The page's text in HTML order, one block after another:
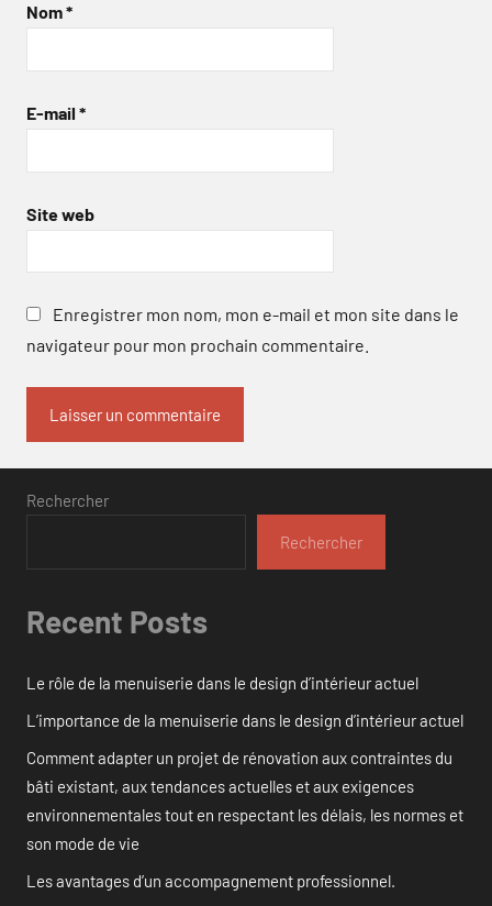
Nom*
E-mail *
Site web
Enregistrer mon nom, mon e-mail et mon site dans le
navigateur pour mon prochain commentaire.
Rechercher
Rechercher
Recent Posts
Le rôle de la menuiserie dans le design d’intérieur actuel
L’importance de la menuiserie dans le design d’intérieur actuel
Comment adapter un projet de rénovation aux contraintes du
bâti existant, aux tendances actuelles et aux exigences
environnementales tout en respectant les délais, les normes et
son mode de vie
Les avantages d’un accompagnement professionnel.